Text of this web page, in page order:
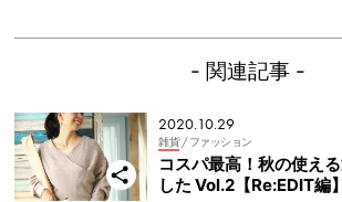
- 関連記事 -
2020.10.29
雑貨 / ファッション
コスパ最高！秋の使え
した Vol.2【Re:EDIT編】